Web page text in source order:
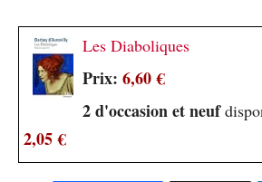
Les Diaboliques
Prix: 6,60 €
2 d'occasion et neuf
2,05 €